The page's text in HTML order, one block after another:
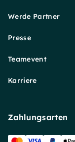
Werde Partner
Presse
Teamevent
Karriere
Zahlungsarten